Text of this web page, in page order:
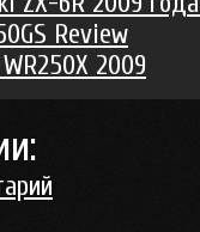
Review
2009